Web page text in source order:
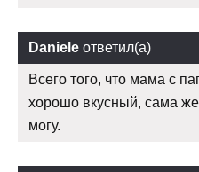
Daniele ответил(а)
Всего того, что мама с
хорошо вкусный, сама
могу.